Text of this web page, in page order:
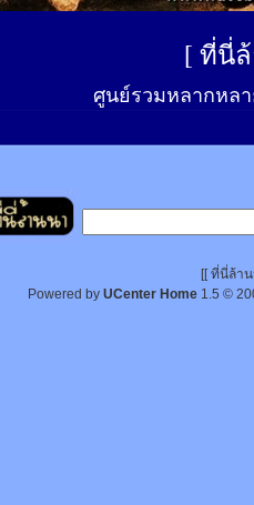
[ ที่นี่
ศูนย์รวมหลากหลา
[[ ที่นี่ล้า
Powered by UCenter Home 1.5 ©